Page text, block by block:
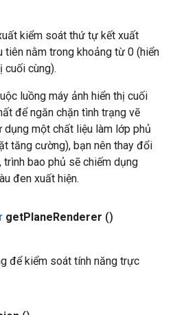
kiểm soát thứ tự kết xuất
tiên nằm trong khoảng từ 0 (hiển
cuối cùng).
luồng máy ảnh hiển thị cuối
để ngăn chặn tình trạng vẽ
dụng một chất liệu làm lớp phủ
tăng cường), bạn nên thay đổi
trình bao phủ sẽ chiếm dụng
đen xuất hiện.
getPlaneRenderer ()
để kiểm soát tính năng trực